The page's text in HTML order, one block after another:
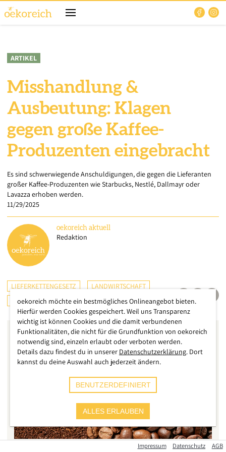
ARTIKEL
Misshandlung &
Ausbeutung: Klagen
gegen große Kaffee-
Produzenten eingebracht
Es sind schwerwiegende Anschuldigungen, die gegen die Lieferanten
großer Kaffee-Produzenten wie Starbucks, Nestlé, Dallmayr oder
Lavazza erhoben werden.
11/29/2025
oekoreich aktuell
Redaktion
LIEFERKETTENGESETZ
LANDWIRTSCHAFT
INTERNATIONAL
Impressum Datenschutz AGB
oekoreich möchte ein bestmögliches Onlineangebot bieten.
Hierfür werden Cookies gespeichert. Weil uns Transparenz
wichtig ist können Cookies und die damit verbundenen
Funktionalitäten, die nicht für die Grundfunktion von oekoreich
notwendig sind, einzeln erlaubt oder verboten werden.
Details dazu findest du in unserer Datenschutzerklärung. Dort
kannst du deine Auswahl auch jederzeit ändern.
BENUTZERDEFINIERT
ALLES ERLAUBEN